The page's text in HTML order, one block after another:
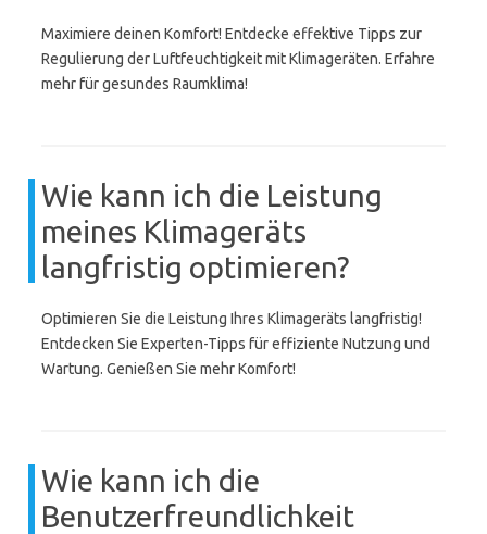
Maximiere deinen Komfort! Entdecke effektive Tipps zur
Regulierung der Luftfeuchtigkeit mit Klimageräten. Erfahre
mehr für gesundes Raumklima!
Wie kann ich die Leistung
meines Klimageräts
langfristig optimieren?
Optimieren Sie die Leistung Ihres Klimageräts langfristig!
Entdecken Sie Experten-Tipps für effiziente Nutzung und
Wartung. Genießen Sie mehr Komfort!
Wie kann ich die
Benutzerfreundlichkeit